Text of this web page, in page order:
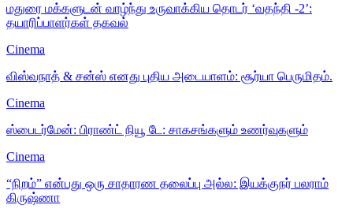
மதுரை மக்களுடன் வாழ்ந்து உருவாக்கிய தொடர் ‘வதந்தி -2’:
தயாரிப்பாளர்கள் தகவல்
Cinema
விஸ்வநாத் & சன்ஸ் எனது புதிய அடையாளம்: சூர்யா பெருமிதம்.
Cinema
ஸ்பைடர்மேன்: பிராண்ட் நியூ டே: சாகசங்களும் உணர்வுகளும்
Cinema
“நிறம்” என்பது ஒரு சாதாரண தலைப்பு அல்ல: இயக்குநர் பலராம்
கிருஷ்ணா